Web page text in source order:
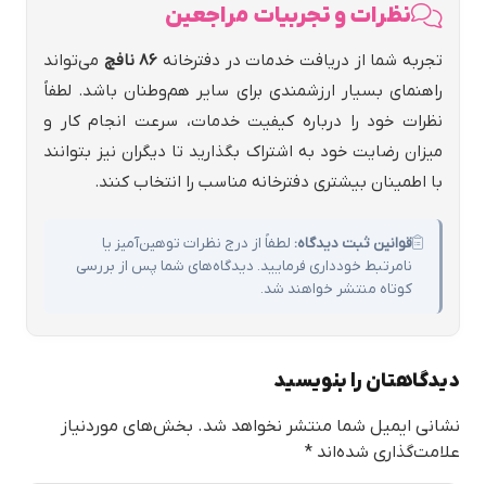
نظرات و تجربیات مراجعین
تجربه شما از دریافت خدمات در دفترخانه 86 نافچ
می‌تواند
راهنمای بسیار ارزشمندی برای سایر هم‌وطنان باشد. لطفاً
نظرات خود را درباره کیفیت خدمات، سرعت انجام کار و
میزان رضایت خود به اشتراک بگذارید تا دیگران نیز بتوانند
با اطمینان بیشتری دفترخانه مناسب را انتخاب کنند.
قوانین ثبت دیدگاه: لطفاً از درج نظرات توهین‌آمیز یا
نامرتبط خودداری فرمایید. دیدگاه‌های شما پس از بررسی
کوتاه منتشر خواهند شد.
دیدگاهتان را بنویسید
نشانی ایمیل شما منتشر نخواهد شد. بخش‌های موردنیاز
علامت‌گذاری شده‌اند *